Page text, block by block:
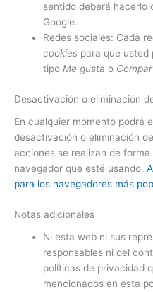
sentido deberá hacerlo
Google.
Redes sociales: Cada
cookies para que usted
tipoMe gusta o
Desactivación o eliminación
En cualquier momento podrá
desactivación o eliminación
acciones se realizan de
navegador que esté usando.
para los navegadores más
Notas adicionales
Ni esta web ni sus
responsables ni del
políticas de privacidad
mencionados en esta